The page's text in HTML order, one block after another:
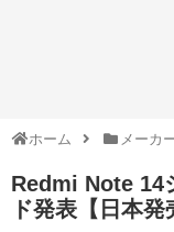
ホーム メーカ
Redmi Note 14
ド発表【日本発